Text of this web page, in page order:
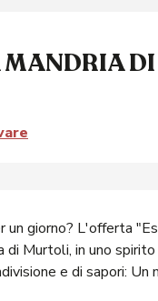
MANDRIA
giorno? L'offerta
Murtoli, in uno spirito
e di sapori: Un